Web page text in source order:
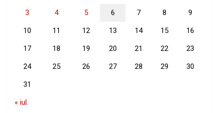
3 4 5 6 7 8 9
10 11 12 13 14 15 16
17 18 19 20 21 22 23
24 25 26 27 28 29 30
31
« iul.